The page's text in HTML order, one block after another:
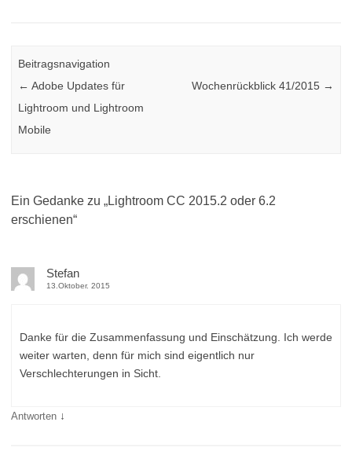
Beitragsnavigation
← Adobe Updates für
Lightroom und Lightroom
Mobile
Wochenrückblick 41/2015 →
Ein Gedanke zu „Lightroom CC 2015.2 oder 6.2
erschienen“
Stefan
13.Oktober. 2015
Danke für die Zusammenfassung und Einschätzung. Ich werde
weiter warten, denn für mich sind eigentlich nur
Verschlechterungen in Sicht.
Antworten ↓